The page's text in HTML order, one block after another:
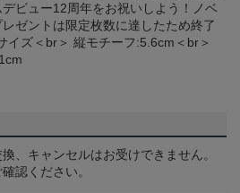
ビュー12周年をお祝いしよう！ノベ
ゼントは限定枚数に達したため終了
イズ＜br＞ 縦モチーフ:5.6cm＜br＞
、キャンセルはお受けできません。
認ください。